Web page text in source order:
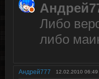
Либо
либо
Андрей777 12.02.2010 06:49